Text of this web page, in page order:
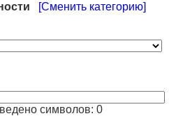
[Сменить категорию]
символов: 0